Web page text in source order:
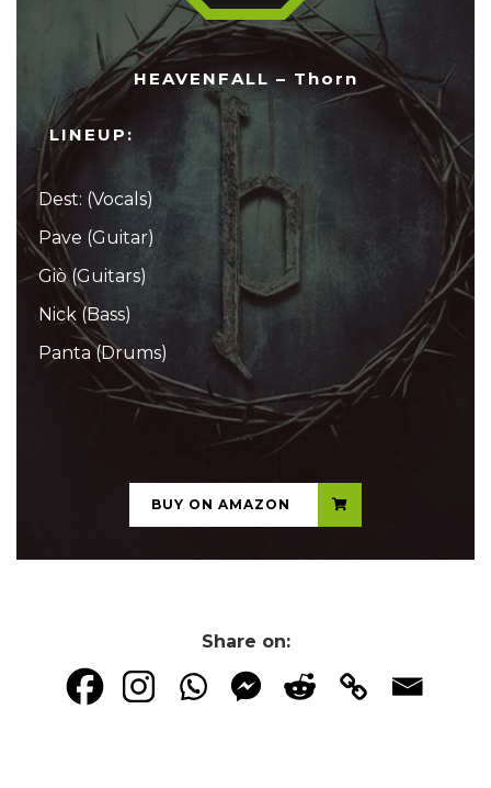
HEAVENFALL – Thorn
LINEUP:
Dest: (Vocals)
Pave (Guitar)
Giò (Guitars)
Nick (Bass)
Panta (Drums)
...
BUY ON AMAZON
Share on: